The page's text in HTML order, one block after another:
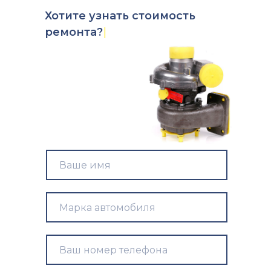
Хотите узнать стоимость
ремо|